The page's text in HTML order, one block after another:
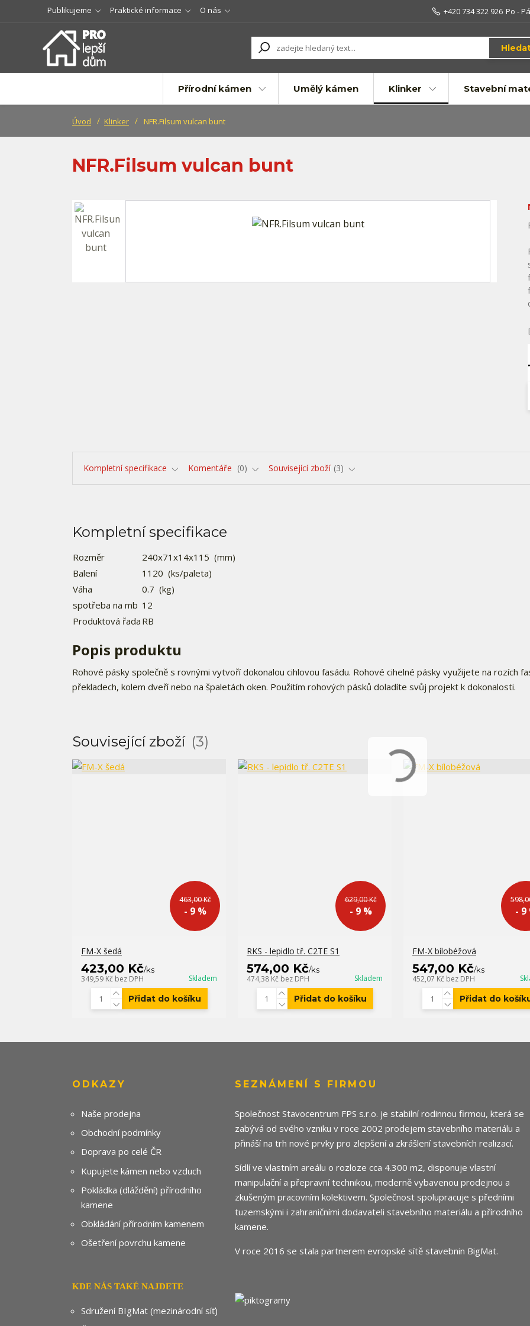
Publikujeme Praktické informace O nás +420 734 322 926 Po -
Přírodní kámen Umělý kámen Klinker Stavební
Úvod Klinker NFR.Filsum vulcan bunt
NFR.Filsum vulcan bunt
Kompletní specifikace Komentáře 0 Související zboží 3
Kompletní specifikace
Rozměr 240x71x14x115 (mm)
Balení
1120 (ks/paleta)
Váha
0.7 (kg)
spotřeba na mb 12
Produktová řada RB
Popis produktu
Rohové pásky společně s rovnými vytvoří dokonalou cihlovou fasádu. Rohové cihelné pásky využijete na rozích
překladech, kolem dveří nebo na špaletách oken. Použitím rohových pásků doladíte svůj projekt k dokonalosti.
Související zboží 3
463,00 Kč
- 9 %
FM-X šedá
423,00 Kč/ks
349,59 Kč bez DPH Skladem
Přidat do košíku
629,00 Kč
- 9 %
RKS - lepidlo tř. C2TE S1
574,00 Kč/ks
474,38 Kč bez DPH Skladem
Přidat do košíku
- 9
FM-X bílobéžová
547,00 Kč/ks
452,07 Kč bez DPH
Přidat do
ODKAZY
Naše prodejna
Obchodní podmínky
Doprava po celé ČR
Kupujete kámen nebo vzduch
Pokládka (dláždění) přírodního
kamene
Obkládání přírodním kamenem
Ošetření povrchu kamene
KDE NÁS TAKÉ NAJDETE
Sdružení BIgMat (mezinárodní síť)
SEZNÁMENÍ S FIRMOU
Společnost Stavocentrum FPS s.r.o. je stabilní rodinnou firmou, která se
zabývá od svého vzniku v roce 2002 prodejem stavebního materiálu a
přináší na trh nové prvky pro zlepšení a zkrášlení stavebních realizací.
Sídlí ve vlastním areálu o rozloze cca 4.300 m2, disponuje vlastní
manipulační a přepravní technikou, moderně vybavenou prodejnou a
zkušeným pracovním kolektivem. Společnost spolupracuje s předními
tuzemskými i zahraničními dodavateli stavebního materiálu a přírodního
kamene.
V roce 2016 se stala partnerem evropské sítě stavebnin BigMat.